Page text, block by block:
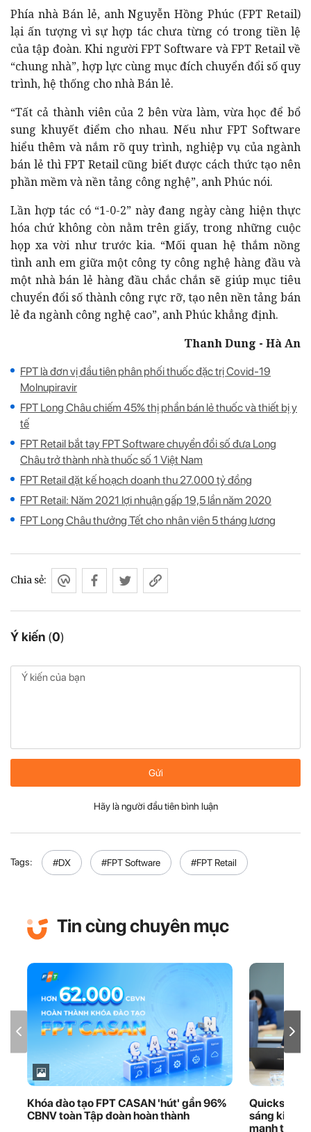
Phía nhà Bán lẻ, anh Nguyễn Hồng Phúc (FPT Retail)
lại ấn tượng vì sự hợp tác chưa từng có trong tiền lệ
của tập đoàn. Khi người FPT Software và FPT Retail về
“chung nhà”, hợp lực cùng mục đích chuyển đổi số quy
trình, hệ thống cho nhà Bán lẻ.
“Tất cả thành viên của 2 bên vừa làm, vừa học để bổ
sung khuyết điểm cho nhau. Nếu như FPT Software
hiểu thêm và nắm rõ quy trình, nghiệp vụ của ngành
bán lẻ thì FPT Retail cũng biết được cách thức tạo nên
phần mềm và nền tảng công nghệ”, anh Phúc nói.
Lần hợp tác có “1-0-2” này đang ngày càng hiện thực
hóa chứ không còn nằm trên giấy, trong những cuộc
họp xa vời như trước kia. “Mối quan hệ thắm nồng
tình anh em giữa một công ty công nghệ hàng đầu và
một nhà bán lẻ hàng đầu chắc chắn sẽ giúp mục tiêu
chuyển đổi số thành công rực rỡ, tạo nên nền tảng bán
lẻ đa ngành công nghệ cao”, anh Phúc khẳng định.
Thanh Dung - Hà An
FPT là đơn vị đầu tiên phân phối thuốc đặc trị Covid-19
Molnupiravir
FPT Long Châu chiếm 45% thị phần bán lẻ thuốc và thiết bị y
tế
FPT Retail bắt tay FPT Software chuyển đổi số đưa Long
Châu trở thành nhà thuốc số 1 Việt Nam
FPT Retail đặt kế hoạch doanh thu 27.000 tỷ đồng
FPT Retail: Năm 2021 lợi nhuận gấp 19,5 lần năm 2020
FPT Long Châu thưởng Tết cho nhân viên 5 tháng lương
Ý kiến (0)
Chia sẻ:
Gửi
Hãy là người đầu tiên bình luận
Tags: #DX #FPT Software #FPT Retail
Tin cùng chuyên mục
Khóa đào tạo FPT CASAN 'hút' gần 96%
CBNV toàn Tập đoàn hoàn thành
Quickshare
sáng kiến
mạnh